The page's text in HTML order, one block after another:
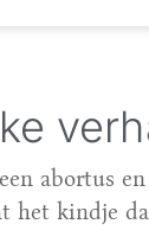
abortus
het kindje